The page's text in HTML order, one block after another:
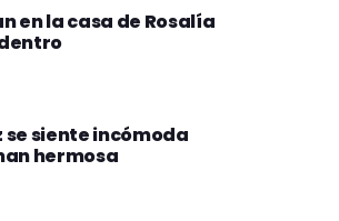
en la casa de Rosalía
se siente incómoda
hermosa